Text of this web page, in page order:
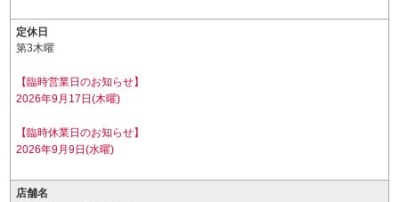
定休日
第3木曜
【臨時営業日のお知らせ】
2026年9月17日(木曜)
【臨時休業日のお知らせ】
2026年9月9日(水曜)
店舗名